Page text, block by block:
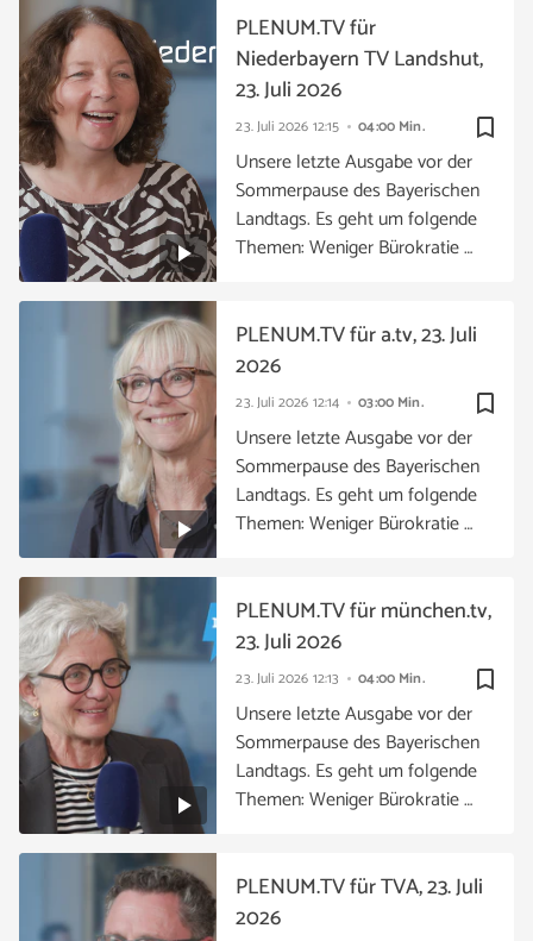
bookmark_border
23. Juli 2026 12:15 04:00 Min.
PLENUM.TV für
Niederbayern TV Landshut,
23. Juli 2026
Unsere letzte Ausgabe vor der
Sommerpause des Bayerischen
Landtags. Es geht um folgende
Themen: Weniger Bürokratie …
bookmark_border
23. Juli 2026 12:14 03:00 Min.
PLENUM.TV für a.tv, 23. Juli
2026
Unsere letzte Ausgabe vor der
Sommerpause des Bayerischen
Landtags. Es geht um folgende
Themen: Weniger Bürokratie …
bookmark_border
23. Juli 2026 12:13 04:00 Min.
PLENUM.TV für münchen.tv,
23. Juli 2026
Unsere letzte Ausgabe vor der
Sommerpause des Bayerischen
Landtags. Es geht um folgende
Themen: Weniger Bürokratie …
PLENUM.TV für TVA, 23. Juli
2026